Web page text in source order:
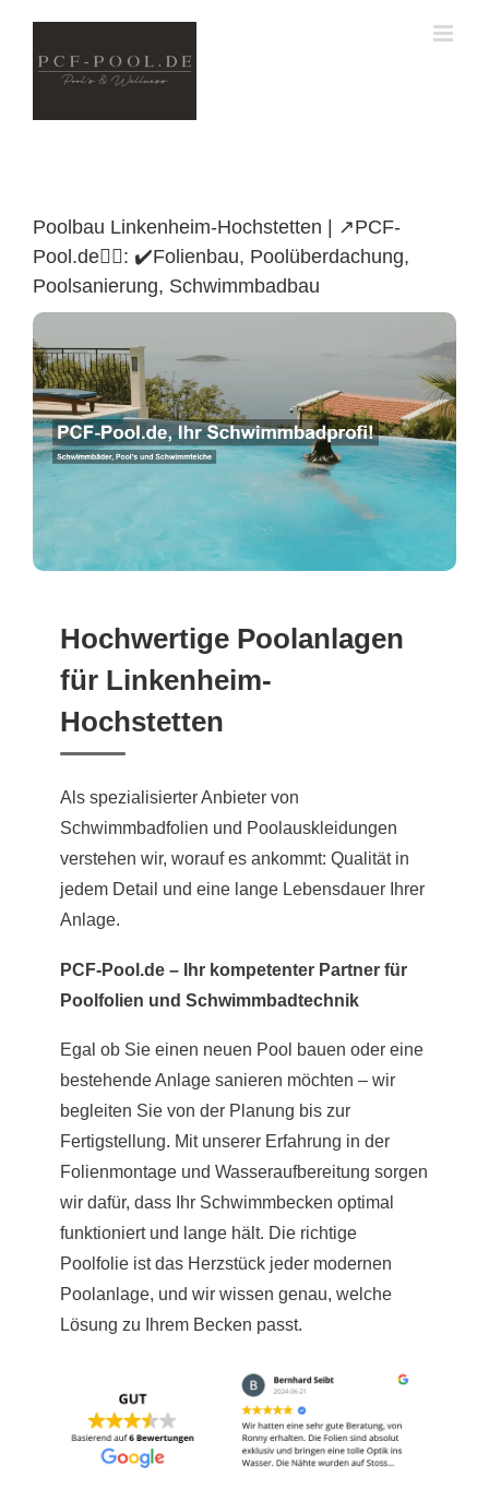
content
Poolbau Linkenheim-Hochstetten | ↗️PCF-
Pool.de🏊🏼: ✔️Folienbau, Poolüberdachung,
Poolsanierung, Schwimmbadbau
Hochwertige Poolanlagen
für Linkenheim-
Hochstetten
Als spezialisierter Anbieter von
Schwimmbadfolien und Poolauskleidungen
verstehen wir, worauf es ankommt: Qualität in
jedem Detail und eine lange Lebensdauer Ihrer
Anlage.
PCF-Pool.de – Ihr kompetenter Partner für
Poolfolien und Schwimmbadtechnik
Egal ob Sie einen neuen Pool bauen oder eine
bestehende Anlage sanieren möchten – wir
begleiten Sie von der Planung bis zur
Fertigstellung. Mit unserer Erfahrung in der
Folienmontage und Wasseraufbereitung sorgen
wir dafür, dass Ihr Schwimmbecken optimal
funktioniert und lange hält. Die richtige
Poolfolie ist das Herzstück jeder modernen
Poolanlage, und wir wissen genau, welche
Lösung zu Ihrem Becken passt.